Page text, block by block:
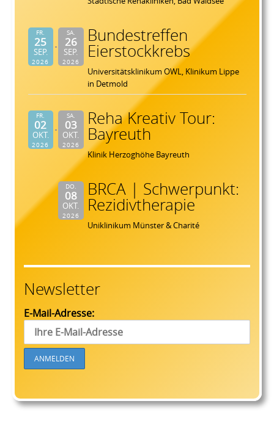
FR.
25
SEP.
2026
SA.
26
SEP.
2026
Bundestreffen
Eierstockkrebs
Universitätsklinikum OWL, Klinikum Lippe
in Detmold
FR.
02
OKT.
2026
SA.
03
OKT.
2026
Reha Kreativ Tour:
Bayreuth
Klinik Herzoghöhe Bayreuth
DO.
08
OKT.
2026
BRCA | Schwerpunkt:
Rezidivtherapie
Uniklinikum Münster & Charité
Newsletter
E-Mail-Adresse: